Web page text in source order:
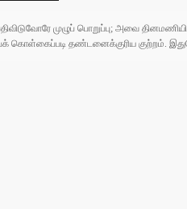
முழுப் பொறுப்பு; அவை
தண்டனைக்குரிய குற்றம்.